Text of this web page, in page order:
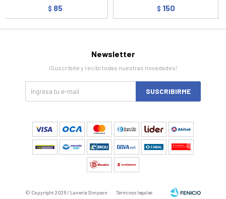
$ 85 $ 150
Newsletter
¡Suscribite y recibí todas nuestras novedades!
SUSCRIBIRME
© Copyright 2026 / Laneria Simpson Términos legales